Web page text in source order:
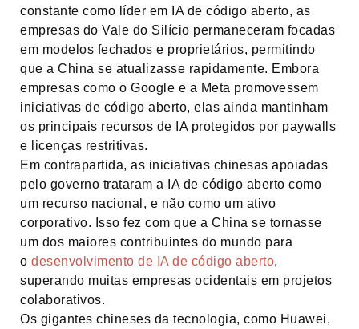
constante como líder em IA de código aberto, as
empresas do Vale do Silício permaneceram focadas
em modelos fechados e proprietários, permitindo
que a China se atualizasse rapidamente. Embora
empresas como o Google e a Meta promovessem
iniciativas de código aberto, elas ainda mantinham
os principais recursos de IA protegidos por paywalls
e licenças restritivas.
Em contrapartida, as iniciativas chinesas apoiadas
pelo governo trataram a IA de código aberto como
um recurso nacional, e não como um ativo
corporativo. Isso fez com que a China se tornasse
um dos maiores contribuintes do mundo para
o desenvolvimento de IA de código aberto,
superando muitas empresas ocidentais em projetos
colaborativos.
Os gigantes chineses da tecnologia, como Huawei,